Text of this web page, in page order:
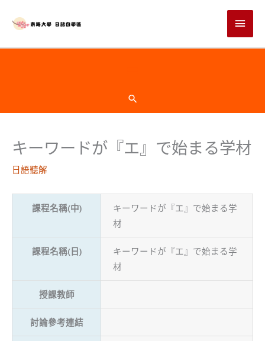
主
要
方
搜
尋
キーワードが『エ』で始まる学材
日語聽解
課程名稱(中)
キーワードが『エ』で始まる学
材
課程名稱(日)
キーワードが『エ』で始まる学
材
授課教師
討論參考連結